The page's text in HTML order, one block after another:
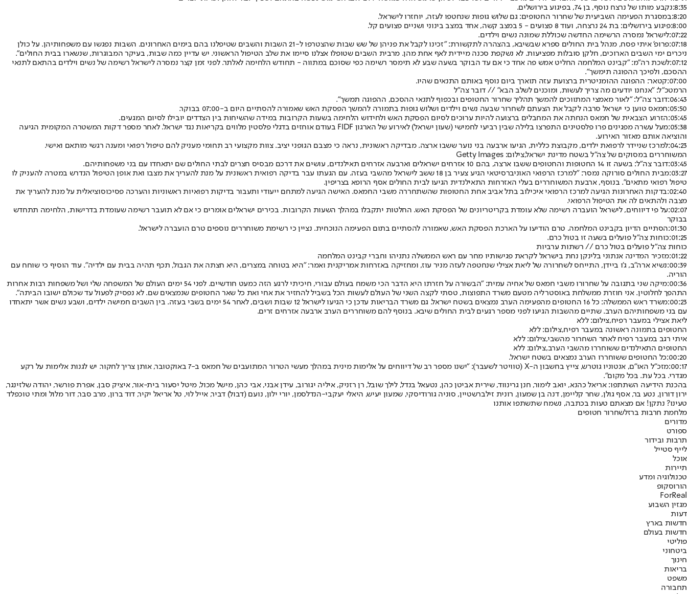
8:35: נקבע מותו של נרצח נוסף, בן 74, בפיגוע בירושלים.
8:20: במסגרת הפעימה השביעית של שחרור החטופים: גם שלוש גופות שנחטפו לעזה, יוחזרו לישראל.
8:00: פיגוע בירושלים: בת 24 נרצחה, ועוד 8 פצועים - 5 במצב קשה, אחד במצב בינוני ושניים פצועים קל.
07:22: לישראל נמסרה הרשימה החדשה שכוללת שמונה נשים וילדים.
07:18:
פרופ' איתי פסח, מנהל בית החולים ספרא שבשיבא, בהצהרה לתקשורת: "זכינו לקבל את פניהן של שש שבות שהצטרפו ל-21 השבות והשבים שטיפלנו בהם בימים האחרונים. השבות נפגשו עם משפחותיהן. על כולן
ניכרים ימי השבים הארוכים, חלקן סובלות מפציעות. לא נשקפת סכנה מיידית לאף אחת מהן. מרבית השבים שטופלו אצלנו סיימו את שלב הטיפול הראשוני. יש עדיין כמה שבות, בעיקר המבוגרות, שנשארו בבית החולים".
07:12: לשכת רה"מ: "קבינט המלחמה החליט אמש פה אחד כי אם עד הבוקר בשעה שבע לא תימסר רשימה כפי שסוכם במתווה - תחודש הלחימה לאלתר. לפני זמן קצר נמסרה לישראל רשימה של נשים וילדים בהתאם לתנאי
ההסכם, ולפיכך ההפוגה תימשך".
07:00: קטאר: ההפוגה ההומניטרית ברצועת עזה תוארך ביום נוסף באותם התנאים שהיו.
הרמטכ״ל: "אנחנו יודעים מה צריך לעשות, ומוכנים לשלב הבא" // דובר צה"ל
06:43: דובר צה"ל: "לאור מאמצי המתווכים להמשך תהליך שחרור החטופים ובכפוף לתנאי ההסכם, ההפוגה תמשך".
05:50: חמאס טוען כי ישראל סרבה לקבל את הצעתם לשחרור שבעה נשים וילדים ושלוש גופות בתמורה להמשך הפסקת האש שאמורה להסתיים היום ב-07:00 בבוקר.
05:45: הזרוע הצבאית של חמאס הנחתה את המחבלים ברצועה להיות ערוכים לסיום הפסקת האש ולחידוש הלחימה בשעות הקרובות במידה שהשיחות בין הצדדים יובילו לסיום המגעים.
05:38:
מעל עשרה מפגינים פרו פלסטינים התפרצו בלילה שבין רביעי לחמישי (שעון ישראל) לאירוע של הארגון FIDF בעודם אוחזים בדגלי פלסטין מלווים בקריאות נגד ישראל. לאחר מספר דקות המשטרה המקומית הגיעה
והוציאה אותם מאזור האירוע.
04:23: למרכז שניידר לרפואת ילדים, מקבוצת כללית, הגיעו ארבעה בני נוער ששבו ארצה. מבדיקה ראשונית, נראה כי מצבם הגופני יציב. צוות מקצועי רב תחומי מעניק להם טיפול רפואי ומענה רגשי מותאם ואישי.
המשוחררים במסוקים של צה"ל בשטח מדינת ישראל,צילום: Getty Images
03:45: דובר צה"ל: בשעה זו 14 החטופות והחטופים ששבו ארצה, בהם 10 אזרחים ישראלים וארבעה אזרחים תאילנדים, עושים את דרכם מבסיס חצרים לבתי החולים שם יתאחדו עם בני משפחותיהם.
03:27:
מבית החולים סורוקה נמסר: "למרכז הרפואי האוניברסיטאי הגיע צעיר בן 18 ששב לישראל מהשבי בעזה. עם הגעתו עבר בדיקה רפואית ראשונית על מנת להעריך את מצבו ואת אופן הטיפול הנדרש במטרה להעניק לו
טיפול רפואי מתאים". בנוסף, ארבעת המשוחררים בעלי האזרחות התאילנדית הגיעו לבית החולים אסף הרופא בצריפין.
02:40: בדקות האחרונות הגיעה למרכז הרפואי איכילוב בתל אביב אחת החטופות שהשתחררה משבי החמאס. האישה הגיעה למתחם ייעודי ותעבור בדיקות רפואיות ראשוניות והערכה פסיכוסוציאלית על מנת להעריך את
מצבה ולהתאים לה את הטיפול הרפואי.
02:07: על פי דיווחים, לישראל הועברה רשימה שלא עומדת בקריטריונים של הפסקת האש. החלטות יתקבלו במהלך השעות הקרובות. בכירים ישראלים אומרים כי אם לא תועבר רשימה שעומדת בדרישות, הלחימה תתחדש
בבוקר
01:30: הסתיים הדיון בקבינט המלחמה. טרם הודיעו על הארכת הפסקת האש, שאמורה להסתיים בתום הפעימה הנוכחית. נציין כי רשימת משוחררים נוספים טרם הועברה לישראל.
01:25: כוחות צה"ל פועלים בשעה זו בטול כרם.
כוחות צה"ל פועלים בטול כרם // רשתות ערביות
01:22: מזכיר המדינה אנתוני בלינקן נחת בישראל לקראת פגישותיו מחר עם ראש הממשלה נתניהו וחברי קבינט המלחמה
00:39: נשיא ארה"ב, ג'ו ביידן, התייחס לשחרורה של ליאת אצילי שנחטפה לעזה מניר עוז, ומחזיקה באזרחות אמריקנית ואמר: "היא בטוחה במצרים, היא חצתה את הגבול, תכף תהיה בבית עם ילדיה". עוד הוסיף כי שוחח עם
הוריה.
00:36:
מיקה שני בתגובה על שחרורו משבי חמאס של אחיה עמית: "הבשורה על חזרתו היא הדבר הכי משמח בעולם עבורי, חיכיתי לרגע הזה כמעט חודשיים. לפני 54 ימים העולם של המשפחה שלי ושל משפחות רבות אחרות
התהפך לחלוטין. אני חוזרת ממשלחת באוסטרליה מטעם משרד התפוצות, טסתי לקצה השני של העולם לעשות הכל בשביל להחזיר את אחי ואת כל שאר החטופים שנמצאים שם. לא נפסיק לפעול עד שכולם ישובו הביתה".
00:23:
משרד ראש הממשלה: כל 16 החטופים מהפעימה הערב נמצאים בשטח ישראל. גם משרד הבריאות עדכן כי הגיעו לישראל 12 שבות ושבים, לאחר 54 ימים בשבי בעזה. בין השבים חמישה ילדים, ושבע נשים אשר יתאחדו
עם בני משפחותיהם הערב. שתיים מהשבות הגיעו לפני מספר רגעים לבית החולים שיבא. בנוסף להם משוחררים הערב ארבעה אזרחים זרים.
ליאת אצילי במעבר רפיח,צילום: ללא
החטופים בתמונה ראשונה במעבר רפיח,צילום: ללא
איתי רגב במעבר רפיח לאחר השחרור מהשבי,צילום: ללא
החטופים התאילנדים ששוחררו מהשבי הערב,צילום: ללא
00:20: כל החטופים ששוחררו הערב נמצאים בשטח ישראל.
00:17: מזכ"ל האו"ם, אנטוניו גוטרש, צייץ בחשבון ה-X (טוויטר לשעבר): " ישנו מספר רב של דיווחים על אלימות מינית במהלך מעשי הטרור המתועבים של חמאס ב-7 באוקטובר, אותן צריך לחקור
. יש לגנות אלימות על רקע
מגדרי. בכל עת. בּכל מקום".
בהכנת הידיעה השתתפו: אריאל כהנא, יואב לימור, חנן גרינווד, שירית אביטן כהן, נטעאל בנדל, לילך שובל, רן רזניק, איליה יגורוב, עידן אבני, אבי כהן, מישל מכול, מיטל יסעור בית-אור, איציק סבן, אפרת פורשר, יהודה שלזינגר,
ירון דורון, נטע בר, אסף גולן, שחר קליימן, דנה בן שמעון, רונית זילברשטיין, סוניה גורודיסקי, שמעון יעיש, היאלי יעקבי-הנדלסמן, יורי ילון, נועם (דבול) דביר, אייל לוי, טל אריאל יקיר, דוד ברון, מרב סבר, דור מלול ומתי טוכפלד
טעינו? נתקן! אם מצאתם טעות בכתבה, נשמח שתשתפו אותנו
מלחמת חרבות ברזלשחרור חטופים
מדורים
ספורט
תרבות ובידור
לייף סטייל
אוכל
תיירות
טכנולוגיה ומדע
הורוסקופ
ForReal
מגזין השבוע
דעות
חדשות בארץ
חדשות בעולם
פוליטי
ביטחוני
חינוך
בריאות
משפט
תחבורה